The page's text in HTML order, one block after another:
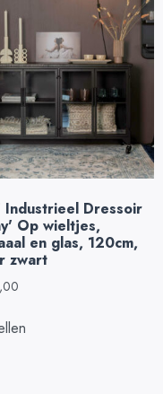
Industrieel Dressoir
Op wieltjes,
en glas, 120cm,
zwart